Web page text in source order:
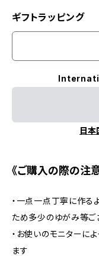
ギフトラッピング
日本
《ご購入の際の注
・一点一点丁寧に作る
ため多少のゆがみ等ご
・お使いのモニターに
ます